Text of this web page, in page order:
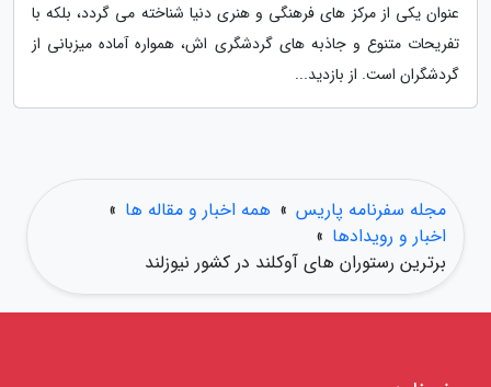
عنوان یکی از مرکز های فرهنگی و هنری دنیا شناخته می گردد، بلکه با
تفریحات متنوع و جاذبه های گردشگری اش، همواره آماده میزبانی از
گردشگران است. از بازدید...
مجله سفرنامه پاریس » همه اخبار و مقاله ها »
اخبار و رویدادها »
برترین رستوران های آوکلند در کشور نیوزلند